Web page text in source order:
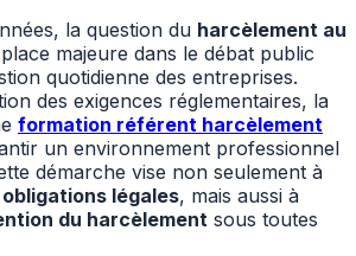
la question du harcèlement au
majeure dans le débat public
quotidienne des entreprises.
des exigences réglementaires, la
formation référent harcèlement
un environnement professionnel
démarche vise non seulement à
obligations légales, mais aussi à
du harcèlement sous toutes